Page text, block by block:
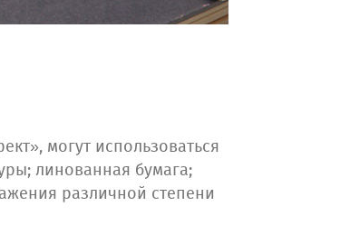
могут использоваться
линованная бумага;
различной степени